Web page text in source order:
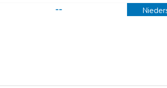
Frankfurt am Main
--